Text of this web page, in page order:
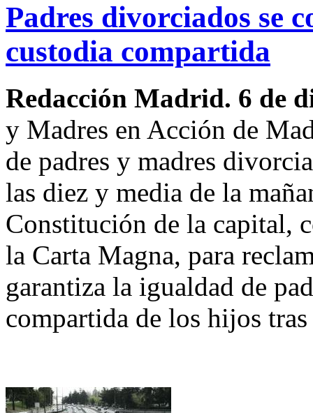
Padres divorciados se
custodia compartida
Redacción Madrid. 6 de
y Madres en Acción de
de padres y madres
las diez y media de la
Constitución de la capital,
la Carta Magna, para
garantiza la igualdad de
compartida de los hijos